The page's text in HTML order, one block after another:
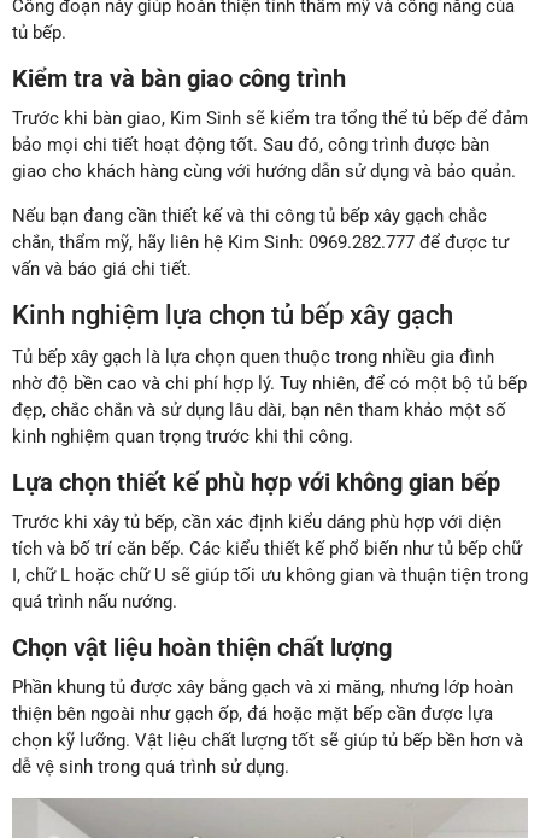
Công đoạn này giúp hoàn thiện tính thẩm mỹ và công năng của
tủ bếp.
Kiểm tra và bàn giao công trình
Trước khi bàn giao, Kim Sinh sẽ kiểm tra tổng thể tủ bếp để đảm
bảo mọi chi tiết hoạt động tốt. Sau đó, công trình được bàn
giao cho khách hàng cùng với hướng dẫn sử dụng và bảo quản.
Nếu bạn đang cần thiết kế và thi công tủ bếp xây gạch chắc
chắn, thẩm mỹ, hãy liên hệ Kim Sinh: 0969.282.777 để được tư
vấn và báo giá chi tiết.
Kinh nghiệm lựa chọn tủ bếp xây gạch
Tủ bếp xây gạch là lựa chọn quen thuộc trong nhiều gia đình
nhờ độ bền cao và chi phí hợp lý. Tuy nhiên, để có một bộ tủ bếp
đẹp, chắc chắn và sử dụng lâu dài, bạn nên tham khảo một số
kinh nghiệm quan trọng trước khi thi công.
Lựa chọn thiết kế phù hợp với không gian bếp
Trước khi xây tủ bếp, cần xác định kiểu dáng phù hợp với diện
tích và bố trí căn bếp. Các kiểu thiết kế phổ biến như tủ bếp chữ
I, chữ L hoặc chữ U sẽ giúp tối ưu không gian và thuận tiện trong
quá trình nấu nướng.
Chọn vật liệu hoàn thiện chất lượng
Phần khung tủ được xây bằng gạch và xi măng, nhưng lớp hoàn
thiện bên ngoài như gạch ốp, đá hoặc mặt bếp cần được lựa
chọn kỹ lưỡng. Vật liệu chất lượng tốt sẽ giúp tủ bếp bền hơn và
dễ vệ sinh trong quá trình sử dụng.